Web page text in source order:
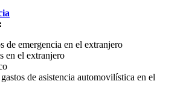
de emergencia en el extranjero
en el extranjero
de asistencia automovilística en el